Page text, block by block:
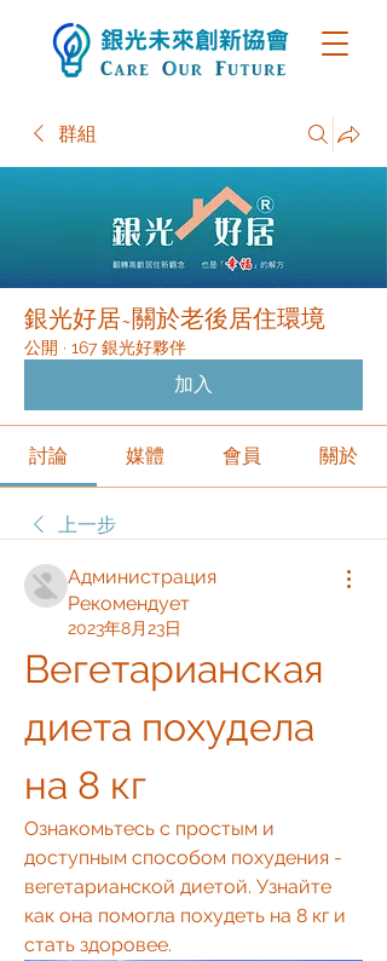
群組
銀光好居~關於老後居住環境
公開 · 167 銀光好夥伴
加入
討論 媒體 會員 關於
上一步
Администрация
Рекомендует
2023年8月23日
Вегетарианская
диета похудела
на 8 кг
Ознакомьтесь с простым и
доступным способом похудения -
вегетарианской диетой. Узнайте
как она помогла похудеть на 8 кг и
стать здоровее.